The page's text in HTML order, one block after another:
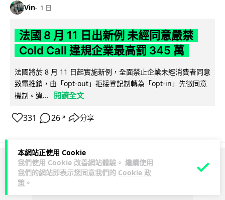
本網站正使用 Cookie
我們使用 Cookie 改善網站體驗。 繼續使用
我們的網站即表示您同意我們的 Cookie 政
策 。
Vin 1 日
法國 8 月 11 日出新例 未經同意嚴禁
Cold Call 違規企業最高罰 345 萬
法國將於 8 月 11 日起實施新例，全面禁止企業未經消費者同意
致電推銷，由「opt-out」拒接登記制轉為「opt-in」先徵同意
機制。違...
閱讀全文
331 26 ↗ 分享
ADVERTISEMENT